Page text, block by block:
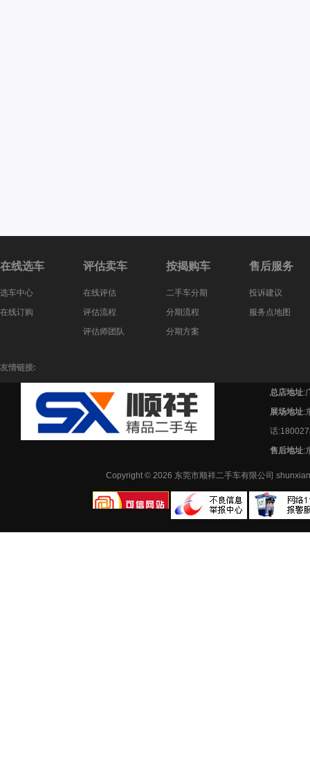
在线选车
选车中心
在线订购
评估卖车
在线评估
评估流程
评估师团队
按揭购车
二手车分期
分期流程
分期方案
售后服务
投诉建议
服务点地图
友情链接:
总店地址:
展场地址:
话
售后地址:
Copyright © 2026 东莞市顺祥二手车有限公司